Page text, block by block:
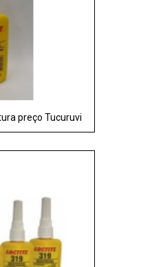
preço Tucuruvi